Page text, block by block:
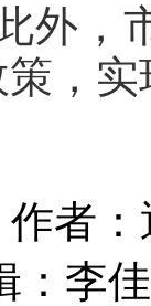
外，
，
作者
：李